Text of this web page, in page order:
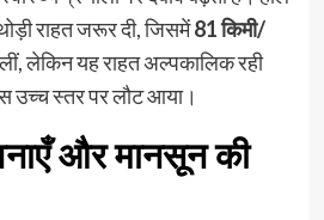
राहत जरूर दी, जिसमें81 किमी/
लेकिन यह राहत अल्पकालिक रही
उच्च स्तर पर लौट आया।
और मानसून की